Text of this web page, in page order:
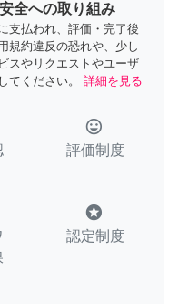
全への取り組み
支払われ、評価・完了後
規約違反の恐れや、少し
スやリクエストやユーザ
てください。
詳細を見る
tag_faces
評価制度
stars
認定制度